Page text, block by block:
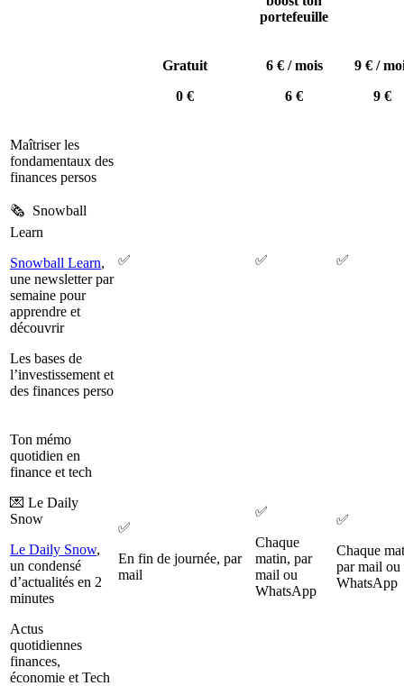
portefeuille
Gratuit
0 €
6 € / mois
6 €
9 € /
9 €
Maîtriser les
fondamentaux des
finances persos
🗞️ Snowball
Learn
Snowball Learn,
une newsletter par
semaine pour
apprendre et
découvrir
Les bases de
l’investissement et
des finances perso
✅ ✅ ✅
Ton mémo
quotidien en
finance et tech
💌 Le Daily
Snow
Le Daily Snow,
un condensé
d’actualités en 2
minutes
Actus
quotidiennes
finances,
économie et Tech
✅
En fin de journée, par
mail
✅
Chaque
matin, par
mail ou
WhatsApp
✅
Chaque
par mail ou
WhatsApp